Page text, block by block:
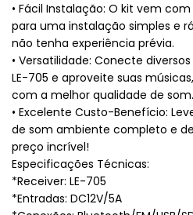
• Fácil Instalação: O kit vem
para uma instalação simples e
não tenha experiência prévia.
• Versatilidade: Conecte
LE-705 e aproveite suas
com a melhor qualidade de som.
• Excelente Custo-Benefício:
de som ambiente completo e
preço incrível!
Especificações Técnicas:
*Receiver: LE-705
*Entradas: DC12V/5A